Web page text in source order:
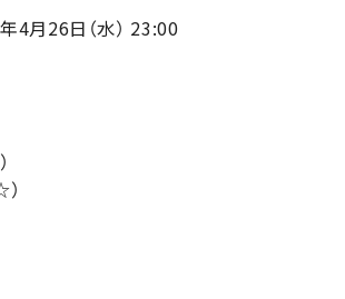
4月26日（水） 23:00